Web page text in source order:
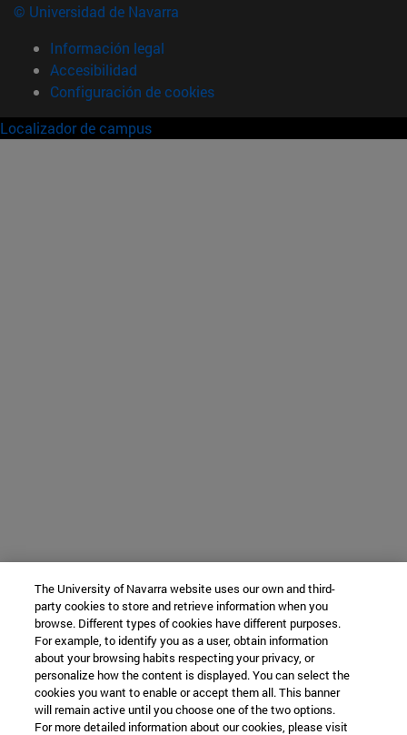
© Universidad de Navarra
Información legal
Accesibilidad
Configuración de cookies
Localizador de campus
The University of Navarra website uses our own and third-
party cookies to store and retrieve information when you
browse. Different types of cookies have different purposes.
For example, to identify you as a user, obtain information
about your browsing habits respecting your privacy, or
personalize how the content is displayed. You can select the
cookies you want to enable or accept them all. This banner
will remain active until you choose one of the two options.
For more detailed information about our cookies, please visit